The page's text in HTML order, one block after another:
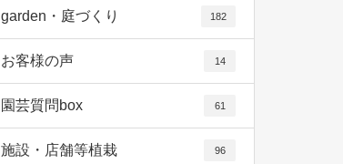
garden・庭づくり 182
お客様の声 14
園芸質問box 61
施設・店舗等植栽 96